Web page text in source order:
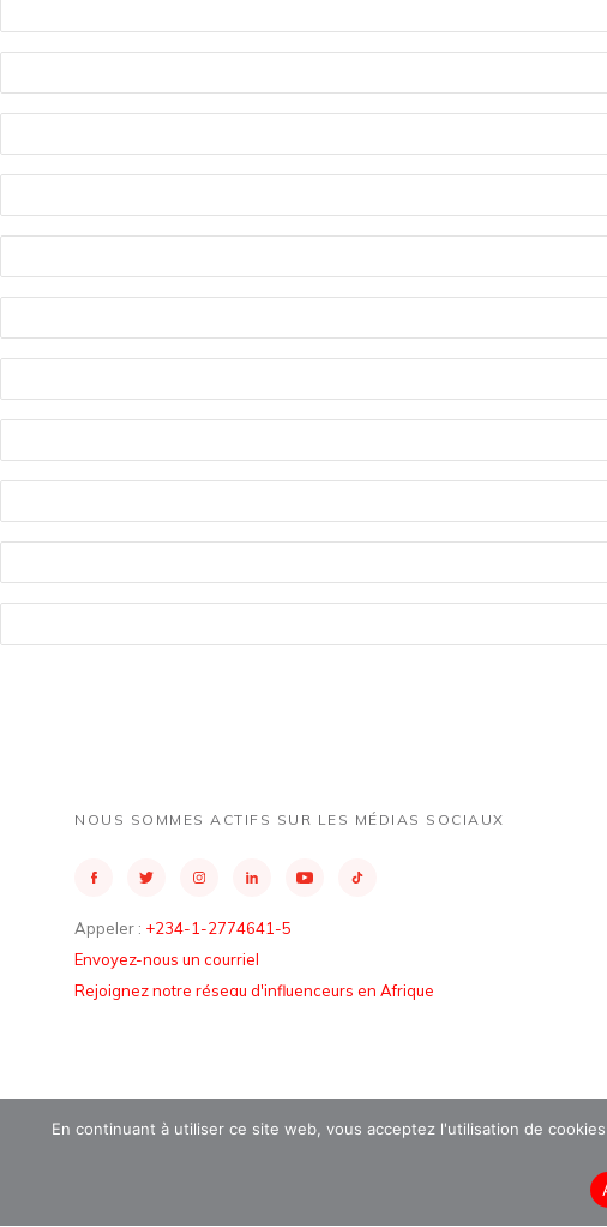
NOUS SOMMES ACTIFS SUR LES MÉDIAS SOCIAUX
Appeler : +234-1-2774641-5
Envoyez-nous un courriel
Rejoignez notre réseau d'influenceurs en Afrique
En continuant à utiliser ce site web, vous acceptez l'utilisation de